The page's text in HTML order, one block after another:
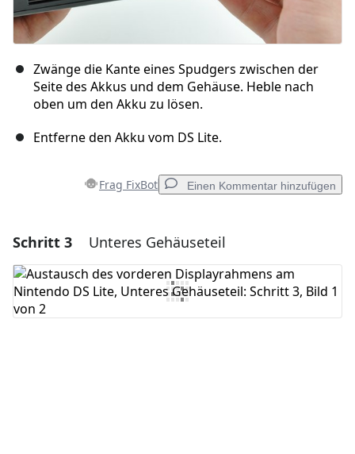
Zwänge die Kante eines Spudgers zwischen der
Seite des Akkus und dem Gehäuse. Heble nach
oben um den Akku zu lösen.
Entferne den Akku vom DS Lite.
Frag FixBot Einen Kommentar hinzufügen
Einen Kommentar hinzufügen
Kommentar hinzufügen
Schritt 3 Unteres Gehäuseteil